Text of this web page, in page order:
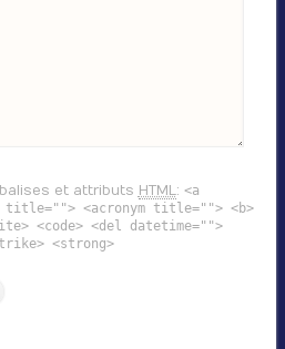
et attributs HTML: <a
<acronym title=""> <b>
<code> <del datetime="">
<strong>